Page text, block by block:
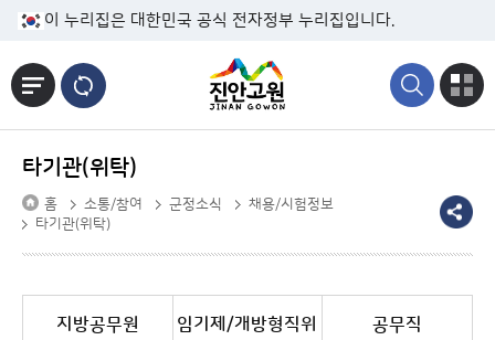
본문바로가기
이 누리집은 대한민국 공식 전자정부 누리집입니다.
타기관(위탁)
홈 소통/참여 군정소식
채용/시험정보
타기관(위탁)
지방공무원 임기제/개방형직위 공무직